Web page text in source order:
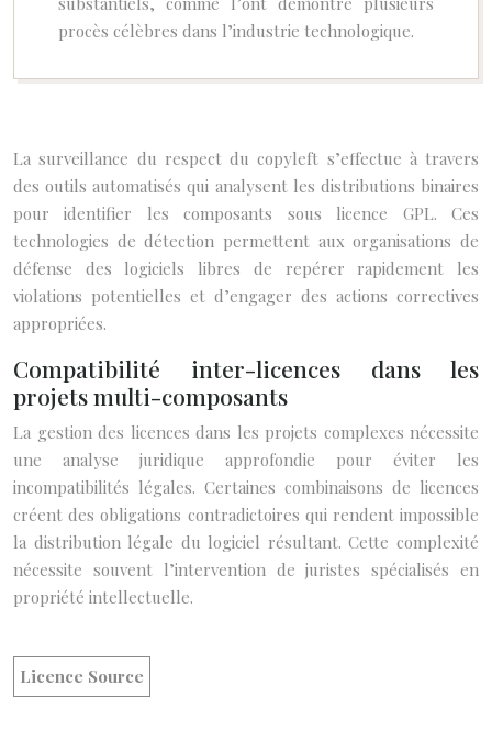
procès célèbres dans l’industrie technologique.
La surveillance du respect du copyleft s’effectue à travers
des outils automatisés qui analysent les distributions binaires
pour identifier les composants sous licence GPL. Ces
technologies de détection permettent aux organisations de
défense des logiciels libres de repérer rapidement les
violations potentielles et d’engager des actions correctives
appropriées.
Compatibilité inter-licences dans les
projets multi-composants
La gestion des licences dans les projets complexes nécessite
une analyse juridique approfondie pour éviter les
incompatibilités légales. Certaines combinaisons de licences
créent des obligations contradictoires qui rendent impossible
la distribution légale du logiciel résultant. Cette complexité
nécessite souvent l’intervention de juristes spécialisés en
propriété intellectuelle.
Licence Source